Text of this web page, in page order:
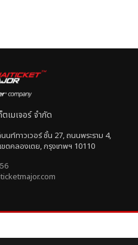
เมเจอร์ จำกัด
นท์ทาวเวอร์ ชั้น 27, ถนนพระราม 4,
ตคลองเตย, กรุงเทพฯ 10110